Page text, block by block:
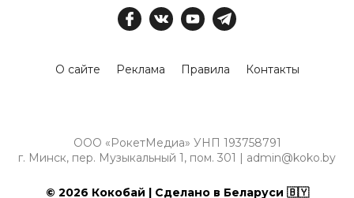
О сайте Реклама Правила Контакты
ООО «РокетМедиа» УНП 193758791
г. Минск, пер. Музыкальный 1, пом. 301 | admin@koko.by
© 2026 Кокобай | Сделано в Беларуси 🇧🇾